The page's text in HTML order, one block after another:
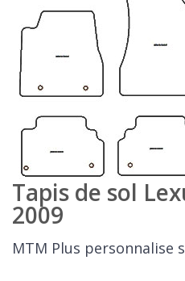
Tapis de sol
2009
MTM Plus personnalise